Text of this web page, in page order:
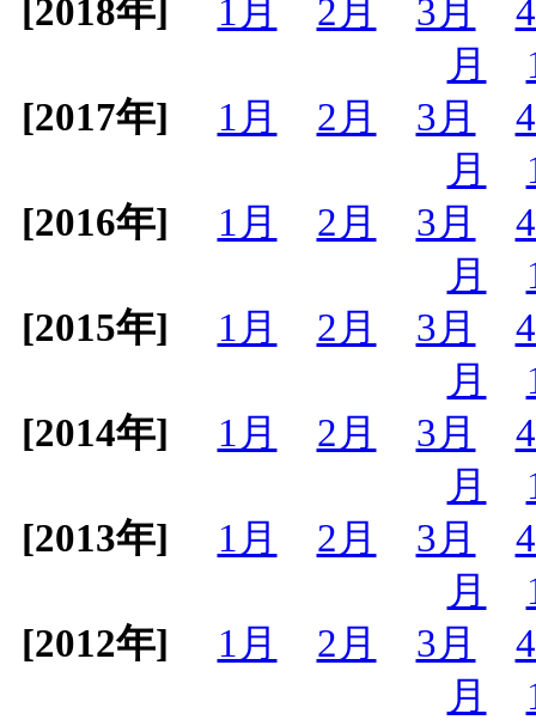
[2018年] 1月 2月 3月
月
[2017年]
1月 2月 3月
月
[2016年]
1月 2月 3月
月
[2015年]
1月 2月 3月
月
[2014年]
1月 2月 3月
月
[2013年]
1月 2月 3月
月
[2012年]
1月 2月 3月
月